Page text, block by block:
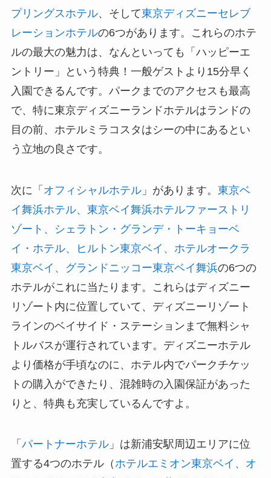
プリングスホテル、そして東京ディズニーセレブ
レーションホテルの6つがあります。これらのホテ
ルの最大の魅力は、なんといっても「ハッピーエ
ントリー」という特典！一般ゲストより15分早く
入園できるんです。パークまでのアクセスも最高
で、特に東京ディズニーランドホテルはランドの
目の前、ホテルミラコスタはシーの中にあるとい
う立地の良さです。
次に「 オフィシャルホテル」があります。 東京ベ
イ舞浜ホテル、東京ベイ舞浜ホテルファーストリ
ゾート、シェラトン・グランデ・トーキョーベ
イ・ホテル、ヒルトン東京ベイ、ホテルオークラ
東京ベイ、グランドニッコー東京ベイ舞浜の6つの
ホテルがこれに当たります。これらはディズニー
リゾート内に位置していて、ディズニーリゾート
ラインのベイサイド・ステーションまで無料シャ
トルバスが運行されています。ディズニーホテル
より価格が手頃なのに、ホテル内でパークチケッ
トの購入ができたり、混雑時の入園保証があった
りと、特典も充実しているんですよ。
「 パートナーホテル」は新浦安駅周辺エリアに位
置する4つのホテル（ホテルエミオン東京ベイ、オ